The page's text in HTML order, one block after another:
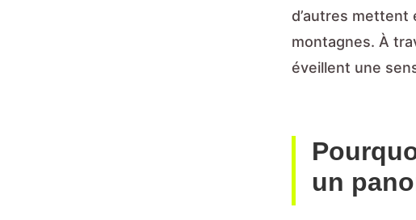
d’autres mettent
montagnes. À
éveillent une
un